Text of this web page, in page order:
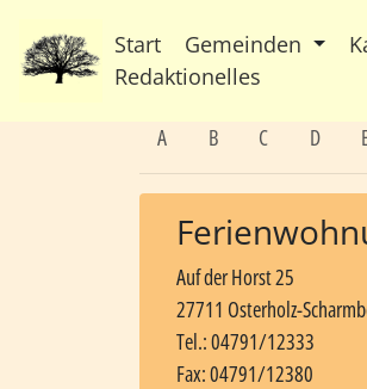
Start Gemeinden
Redaktionelles
A B C D
Auf der Horst 25
27711 Osterholz-
Tel.: 04791/12333
Fax: 04791/12380